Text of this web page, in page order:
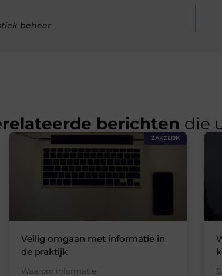
beheer
berichten die
ZAKELIJK
Veilig omgaan met informatie in
de praktijk
Waarom informatie